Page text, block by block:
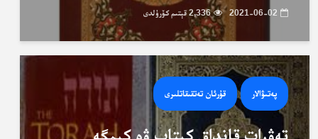
2021-06-02 2,336 قېتىم كۆرۈلدى
پەتىۋالار قۇرئان تەتقىقاتلىرى
تەۋرات قانداق كىتاب ۋە كىمگە